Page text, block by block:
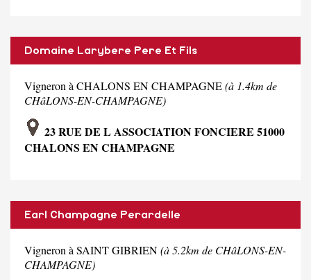
Domaine Larybere Pere Et Fils
Vigneron à CHALONS EN CHAMPAGNE(à 1.4km de
CHâLONS-EN-CHAMPAGNE)
23 RUE DE L ASSOCIATION FONCIERE 51000
CHALONS EN CHAMPAGNE
Earl Champagne Perardelle
Vigneron à SAINT GIBRIEN(à 5.2km de CHâLONS-EN-
CHAMPAGNE)